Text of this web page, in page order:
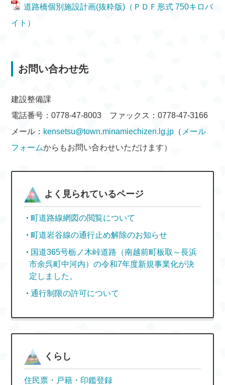
道路橋個別施設計画(抜粋版)（ＰＤＦ形式 750キロバ
イト）
お問い合わせ先
建設整備課
電話番号：0778-47-8003 ファックス：0778-47-3166
メール： kensetsu@town.minamiechizen.lg.jp （ メール
フォームからもお問い合わせいただけます）
よく見られているページ
町道路線網図の閲覧について
町道岩谷線の通行止め解除のお知らせ
国道365号栃ノ木峠道路（南越前町板取～長浜
市余呉町中河内）の令和7年度新規事業化が決
定しました。
通行制限の許可について
くらし
住民票・戸籍・印鑑登録